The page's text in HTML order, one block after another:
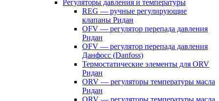
Регуляторы давления и температуры
REG — ручные регулирующие
клапаны Ридан
OFV — регулятор перепада давления
Ридан
OFV — регулятор перепада давления
Данфосс (Danfoss)
Термостатические элементы для ORV
Ридан
ORV — регуляторы температуры масла
Ридан
ORV — регуляторы температуры масла